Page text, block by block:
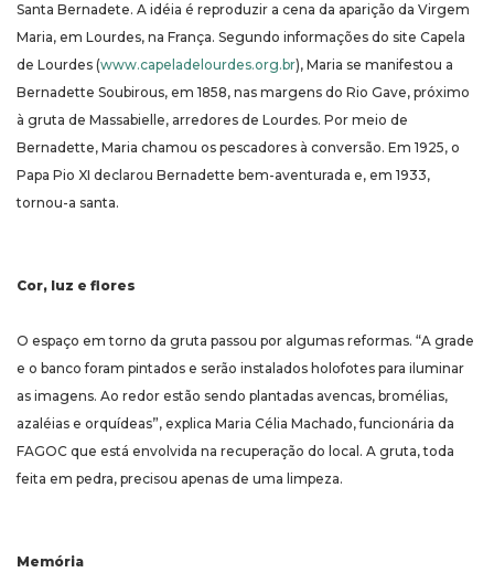
Santa Bernadete. A idéia é reproduzir a cena da aparição da Virgem
Maria, em Lourdes, na França. Segundo informações do site Capela
de Lourdes (www.capeladelourdes.org.br), Maria se manifestou a
Bernadette Soubirous, em 1858, nas margens do Rio Gave, próximo
à gruta de Massabielle, arredores de Lourdes. Por meio de
Bernadette, Maria chamou os pescadores à conversão. Em 1925, o
Papa Pio XI declarou Bernadette bem-aventurada e, em 1933,
tornou-a santa.
Cor, luz e flores
O espaço em torno da gruta passou por algumas reformas. “A grade
e o banco foram pintados e serão instalados holofotes para iluminar
as imagens. Ao redor estão sendo plantadas avencas, bromélias,
azaléias e orquídeas”, explica Maria Célia Machado, funcionária da
FAGOC que está envolvida na recuperação do local. A gruta, toda
feita em pedra, precisou apenas de uma limpeza.
Memória